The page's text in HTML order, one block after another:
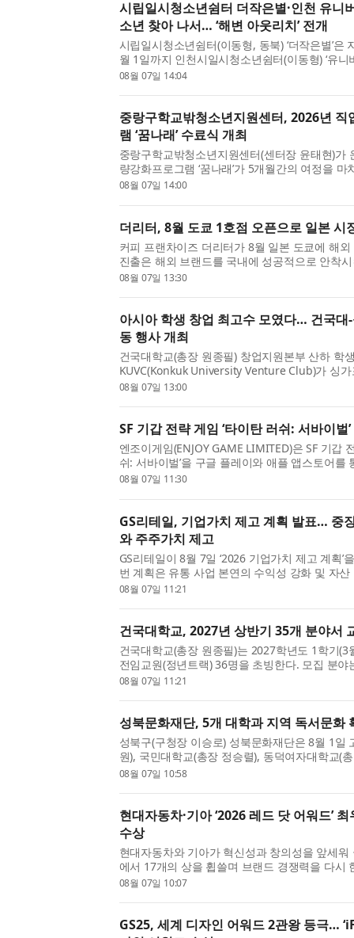
시립일시청소년쉼터 더작은별·인천 유니
소년 찾아 나서… ‘해변 아웃리치’ 전개
시립일시청소년쉼터(이동형, 동북) ‘더작은별’은
월 1일까지 인천시일시청소년쉼터(이동형) ‘유니
왕리해수욕장 일대에서 가출 예방과 청소년쉼터
08월 07일 14:04
중랑구학교밖청소년지원센터, 2026년 직
램 ‘꿈나래’ 수료식 개최
중랑구학교밖청소년지원센터(센터장 윤태현)가
량강화프로그램 ‘꿈나래’가 5개월간의 여정을
식을 가졌다. 참여 청소년 6명 전원이 전 과정을
08월 07일 14:00
더리터, 8월 도쿄 1호점 오픈으로 일본 시
커피 프랜차이즈 더리터가 8월 일본 도쿄에 해
진출은 해외 브랜드를 국내에 성공적으로 안착
빠른 국내 확장을 이끈 실행력을 갖춘 임원진이
08월 07일 13:30
아시아 학생 창업 최고수 모였다… 건국대
동 행사 개최
건국대학교(총장 원종필) 창업지원본부 산하 학
KUVC(Konkuk University Venture Club)가 싱
(Singapore Management University·이하
08월 07일 13:00
SF 기갑 전략 게임 ‘타이탄 러쉬: 서바이벌
엔조이게임(ENJOY GAME LIMITED)은 SF 기갑
쉬: 서바이벌’을 구글 플레이와 애플 앱스토어를
다고 7일 밝혔다. ‘타이탄 러쉬: 서바이벌’은 전
08월 07일 11:30
GS리테일, 기업가치 제고 계획 발표… 중
와 주주가치 제고
GS리테일이 8월 7일 ‘2026 기업가치 제고 계획’
번 계획은 유통 사업 본연의 수익성 강화 및 자
으로 삼아 기업의 본질적인 가치를 제고하고 주
08월 07일 11:21
건국대학교, 2027년 상반기 35개 분야서
건국대학교(총장 원종필)는 2027학년도 1학기(3
전임교원(정년트랙) 36명을 초빙한다. 모집 분
과대학 미디어커뮤니케이션학과에서 인공지능
08월 07일 11:21
성북문화재단, 5개 대학과 지역 독서문화
성북구(구청장 이승로) 성북문화재단은 8월 1일
원), 국민대학교(총장 정승렬), 동덕여자대학교(
대학교(총장 이성근), 한성대학교(총장 이창원)
08월 07일 10:58
현대자동차·기아 ‘2026 레드 닷 어워드’
수상
현대자동차와 기아가 혁신성과 창의성을 앞세
에서 17개의 상을 휩쓸며 브랜드 경쟁력을 다시
동차·기아는 ‘2026 레드 닷 어워드: 브랜드 & 커
08월 07일 10:07
GS25, 세계 디자인 어워드 2관왕 등극…